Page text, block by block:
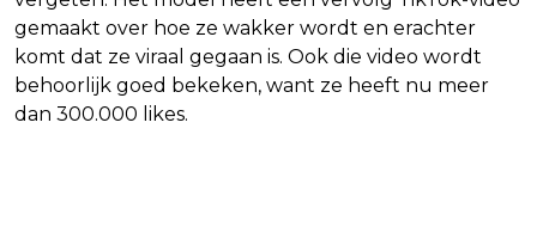
gemaakt over hoe ze wakker wordt en erachter
komt dat ze viraal gegaan is. Ook die video wordt
behoorlijk goed bekeken, want ze heeft nu meer
dan 300.000 likes.